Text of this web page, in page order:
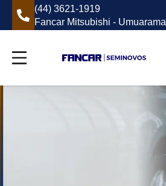
(44) 3621-1919
Fancar Mitsubishi - Umuarama